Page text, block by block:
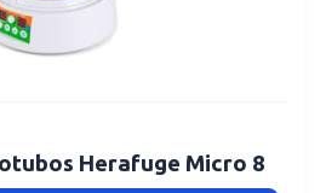
Herafuge Micro 8